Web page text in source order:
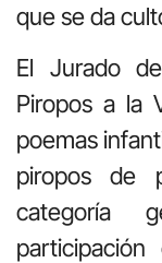
que se da
El Jurado
Piropos a la
poemas
piropos de
categoría